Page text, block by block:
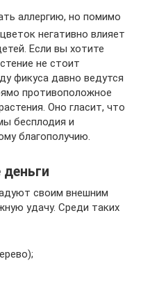
аллергию, но помимо
негативно влияет
Если вы хотите
не стоит
фикуса давно ведутся
противоположное
Оно гласит, что
бесплодия и
благополучию.
своим внешним
удачу. Среди таких